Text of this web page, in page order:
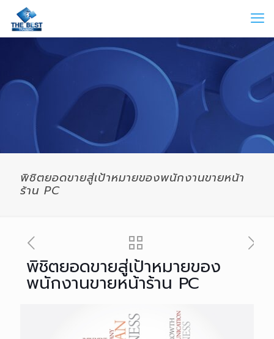
พิชิตยอดขายสู่เป้าหมายของพนักงานขายหน้า
ร้าน PC
พิชิตยอดขายสู่เป้าหมายของ
พนักงานขายหน้าร้าน PC